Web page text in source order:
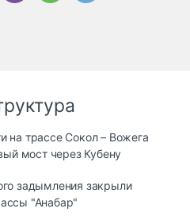
на трассе Сокол – Вожега
мост через Кубену
задымления закрыли
"Анабар"